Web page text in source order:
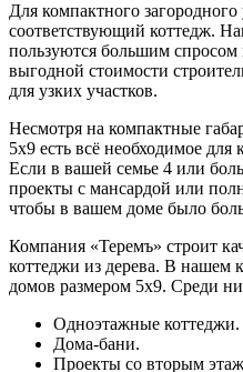
Для компактного
соответствующий коттедж.
пользуются большим спросом
выгодной стоимости
для узких участков.
Несмотря на компактные
5х9 есть всё необходимое
Если в вашей семье 4 или
проекты с мансардой или
чтобы в вашем доме было
Компания «Теремъ» строит
коттеджи из дерева. В нашем
домов размером 5х9. Среди
Одноэтажные коттеджи.
Дома-бани.
Проекты со вторым